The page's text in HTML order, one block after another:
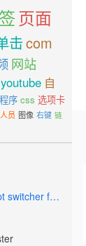
页面
击com
网站
youtube 自
序 css 选项卡
员 图像 右键 链
JavaScript switcher for SEO and development